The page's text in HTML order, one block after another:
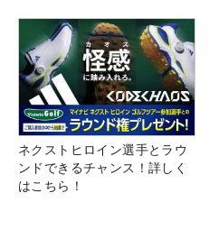
ネクストヒロイン選手とラウ
ンドできるチャンス！詳しく
はこちら！